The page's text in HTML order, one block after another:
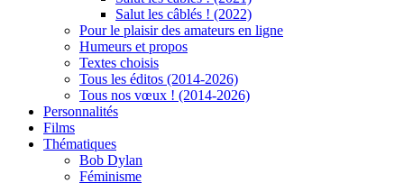
Salut les câblés ! (2022)
Pour le plaisir des amateurs en ligne
Humeurs et propos
Textes choisis
Tous les éditos (2014-2026)
Tous nos vœux ! (2014-2026)
Personnalités
Films
Thématiques
Bob Dylan
Féminisme